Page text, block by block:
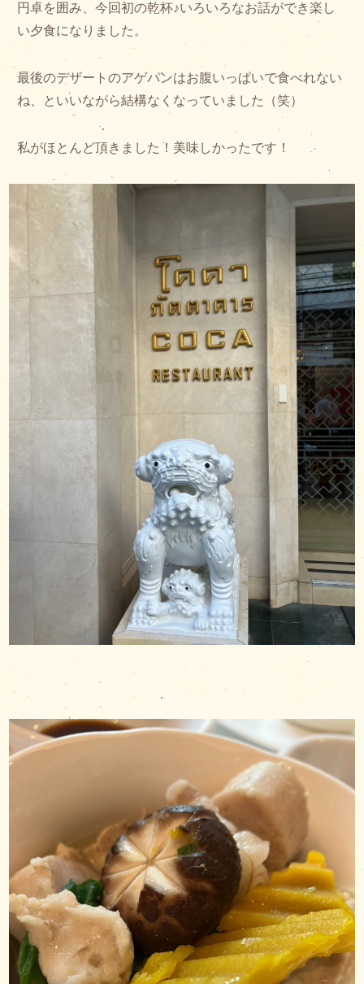
円卓を囲み、今回初の乾杯♪いろいろなお話ができ楽し
い夕食になりました。
最後のデザートのアゲパンはお腹いっぱいで食べれない
ね、といいながら結構なくなっていました（笑）
私がほとんど頂きました！美味しかったです！